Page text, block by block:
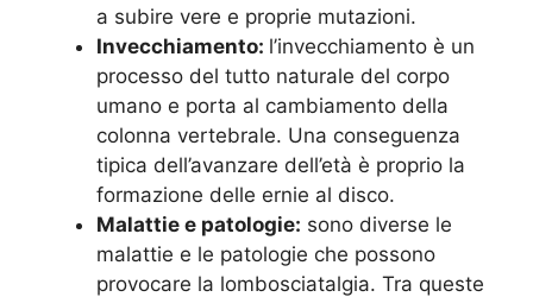
a subire vere e proprie mutazioni.
Invecchiamento: l’invecchiamento è un
processo del tutto naturale del corpo
umano e porta al cambiamento della
colonna vertebrale. Una conseguenza
tipica dell’avanzare dell’età è proprio la
formazione delle ernie al disco.
Malattie e patologie: sono diverse le
malattie e le patologie che possono
provocare la lombosciatalgia. Tra queste